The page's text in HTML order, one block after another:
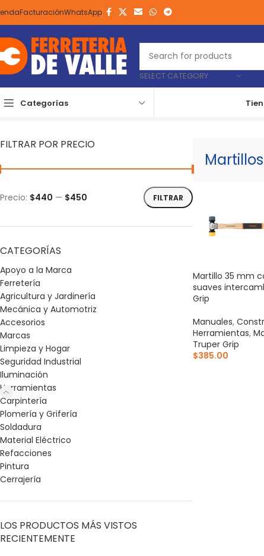
FacturaciónWhatsApp
SELECT CATEGORY
Categorías
FILTRAR POR PRECIO
FILTRAR
Precio: $440 — $450
CATEGORÍAS
Apoyo a la Marca
Ferretería
Agricultura y Jardinería
Mecánica y Automotriz
Accesorios
Marcas
Limpieza y Hogar
Seguridad Industrial
Iluminación
Herramientas
Carpintería
Plomería y Grifería
Soldadura
Material Eléctrico
Refacciones
Pintura
Cerrajería
LOS PRODUCTOS MÁS VISTOS
RECIENTEMENTE
Martillo 35 mm
suaves
Grip
Manuales,
Herramientas,
Truper Grip
$385.00